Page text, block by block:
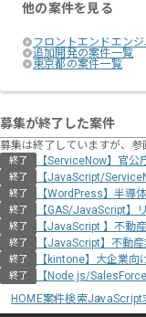
他の案件を見る
フロントエンドエン
追加開発の案件一覧
東京都の案件一覧
募集が終了した案件
募集は終了していますが、
終了 【ServiceNow】官公
終了 【JavaScript/
終了 【WordPress】半導
終了 【GAS/JavaScript】
終了 【JavaScript 】不動
終了 【JavaScript】不動
終了 【kintone】大企業向
終了
【Node.js/
HOME案件検索JavaScript